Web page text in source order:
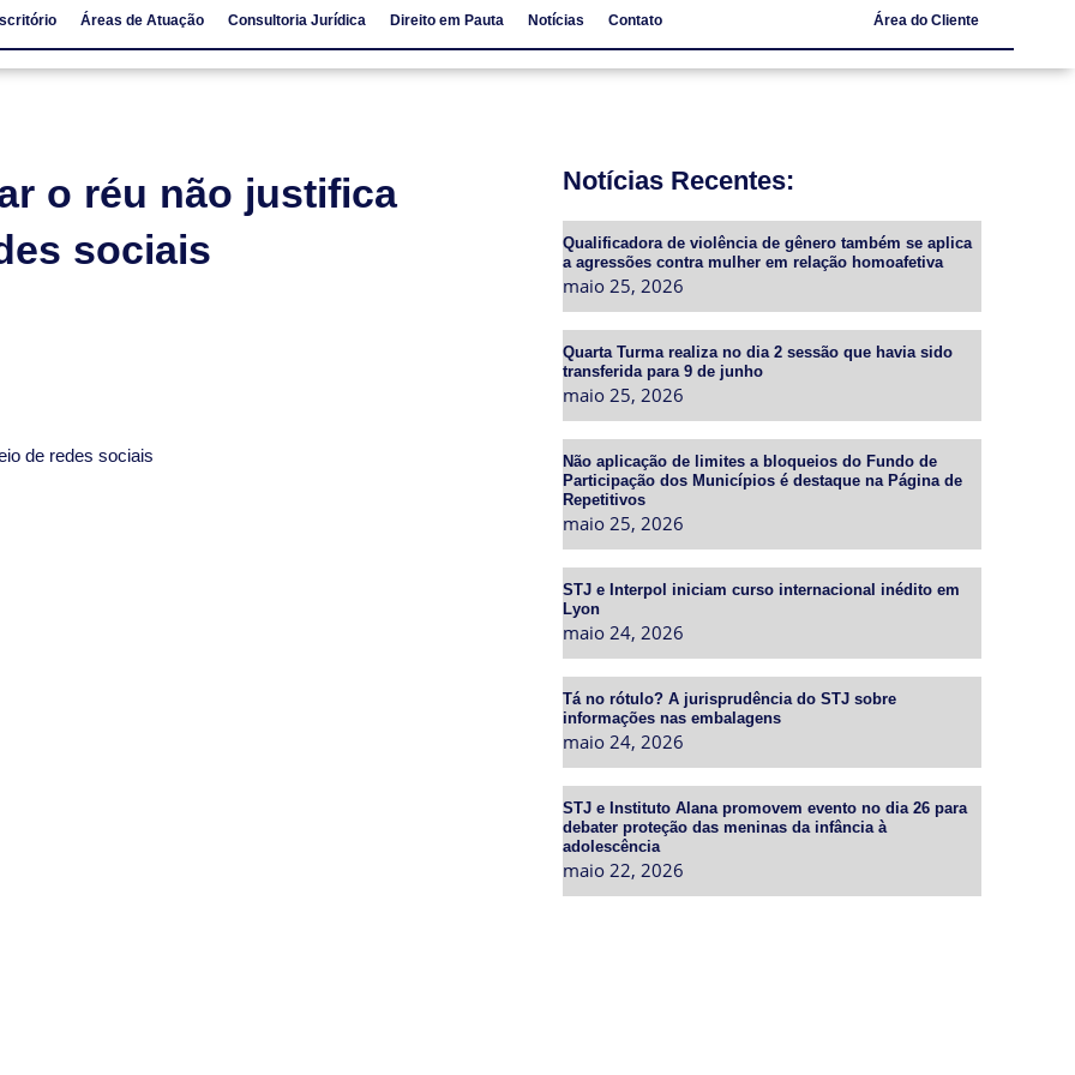
Áreas de Atuação Consultoria Jurídica Direito em Pauta Notícias Contato Área do Cliente
o réu não justifica
sociais
de redes sociais
Notícias Recentes:
Qualificadora de violência de gênero também se aplica
a agressões contra mulher em relação homoafetiva
maio 25, 2026
Quarta Turma realiza no dia 2 sessão que havia sido
transferida para 9 de junho
maio 25, 2026
Não aplicação de limites a bloqueios do Fundo de
Participação dos Municípios é destaque na Página de
Repetitivos
maio 25, 2026
STJ e Interpol iniciam curso internacional inédito em
Lyon
maio 24, 2026
Tá no rótulo? A jurisprudência do STJ sobre
informações nas embalagens
maio 24, 2026
STJ e Instituto Alana promovem evento no dia 26 para
debater proteção das meninas da infância à
adolescência
maio 22, 2026